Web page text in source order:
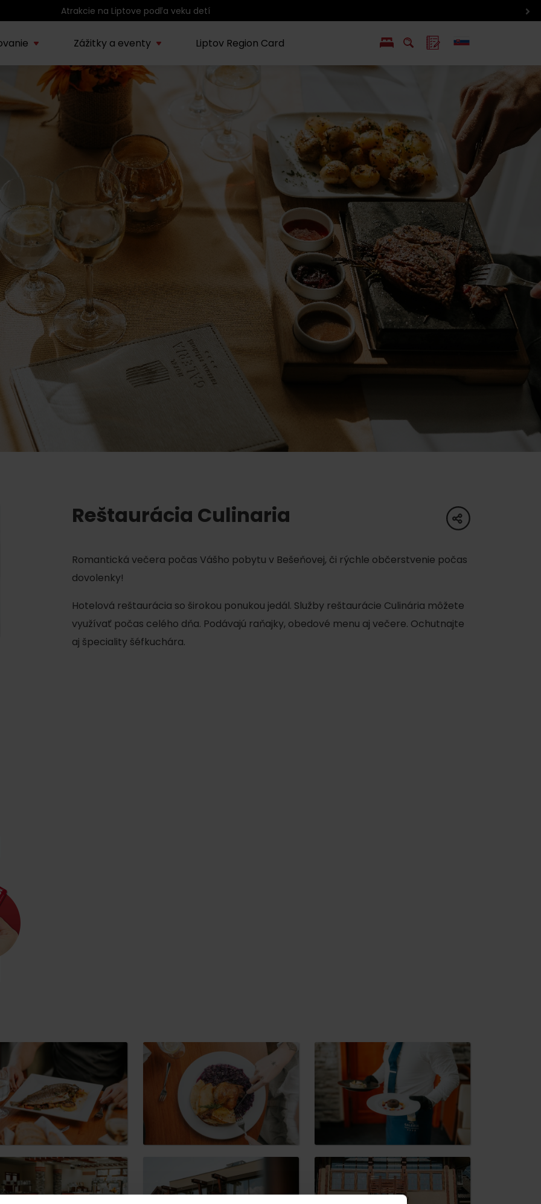
Atrakcie na Liptove podľa veku detí
o regióne
Nepoznaný
Liptova
Sprievodcovské služby na
Liptove
INFOCENTIER
Program pre zamestnancov
Konferenčné priestory
Teambuildingy
Zážitky a eventy
AUG
08.
Lúčanské kúpeľné leto
2026
20. Cvyklo pohár 2026
AUG
15.
Vodný park Tatralandia
Tropická noc v
Tatralandii – letný
špeciál
AUG
08.
Demänovská dolina
Leto pod Chopkom
PODUJATIA
Zimné športy
Lyžovanie
Skialpinizmus
Bežkovanie
Vyber si typ zážitku
Wellness a spa
podľa ročného obdobia
Liptov Region Card
PL
share
Reštaurácia Culinaria
Romantická večera počas Vášho pobytu v Bešeňovej, či rýchle občerstvenie počas
dovolenky!
Hotelová reštaurácia so širokou ponukou jedál. Služby reštaurácie Culinária môžete
využívať počas celého dňa. Podávajú raňajky, obedové menu aj večere. Ochutnajte
aj špeciality šéfkuchára.